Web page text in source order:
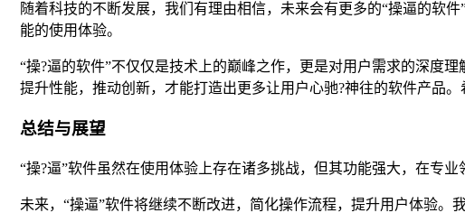
随着科技的不断发展，我们有理由相信，未来会有更多的“操逼的软
能的使用体验。
“操?逼的软件”不仅仅是技术上的巅峰之作，更是对用户需求的深度
提升性能，推动创新，才能打造出更多让用户心驰?神往的软件产品
总结与展望
“操?逼”软件虽然在使用体验上存在诸多挑战，但其功能强大，在专
未来，“操逼”软件将继续不断改进，简化操作流程，提升用户体验。